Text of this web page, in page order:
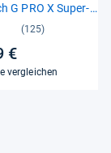
G PRO X Super­
(125)
€
vergleichen